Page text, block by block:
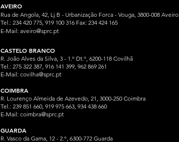
AVEIRO
Rua de Angola, 42, Lj B - Urbanização Forca - Vouga, 3800-008 Aveiro
Tel.: 234 420 775, 919 100 316 Fax: 234 424 165
E-Mail: aveiro@sprc.pt
CASTELO BRANCO
R. João Alves da Silva, 3 - 1.º Dt.º, 6200-118 Covilhã
Tel.: 275 322 387, 916 141 399, 962 869 261
E-Mail: covilha@sprc.pt
COIMBRA
R. Lourenço Almeida de Azevedo, 21, 3000-250 Coimbra
Tel.: 239 851 660, 919 975 663, 934 438 660
E-Mail: coimbra@sprc.pt
GUARDA
R. Vasco da Gama, 12 - 2.º, 6300-772 Guarda